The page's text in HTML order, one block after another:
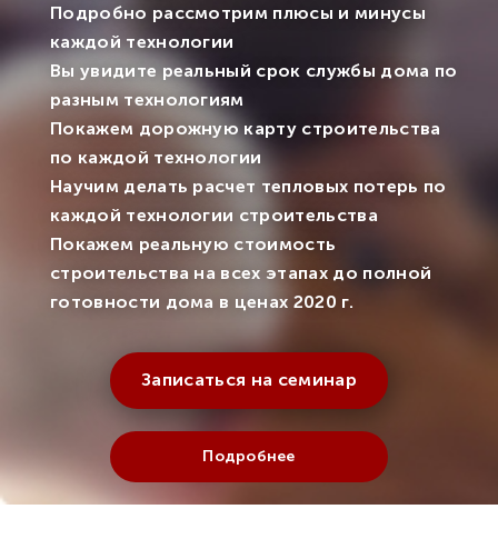
Подробно рассмотрим плюсы и минусы
каждой технологии
Вы увидите реальный срок службы дома по
разным технологиям
Покажем дорожную карту строительства
по каждой технологии
Научим делать расчет тепловых потерь по
каждой технологии строительства
Покажем реальную стоимость
строительства на всех этапах до полной
готовности дома в ценах 2020 г.
Записаться на семинар
Подробнее